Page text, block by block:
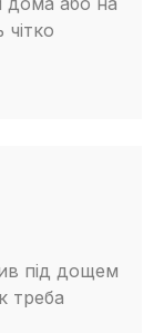
під дощем
треба